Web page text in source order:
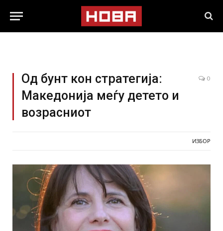
Од бунт кон стратегија:
Македонија меѓу детето и
возрасниот
0
ИЗБОР